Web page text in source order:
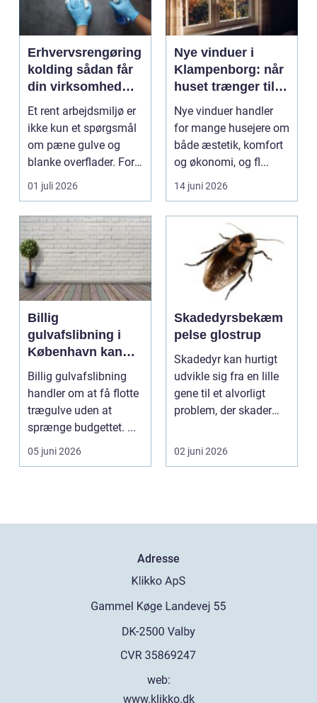
Erhvervsrengøring
kolding sådan får
din virksomhed
mere end bare
rene lokaler
Et rent arbejdsmiljø er
ikke kun et spørgsmål
om pæne gulve og
blanke overflader. For
mange virksomh...
01 juli 2026
Nye vinduer i
Klampenborg: når
huset trænger til
renovering
Nye vinduer handler
for mange husejere om
både æstetik, komfort
og økonomi, og fl...
14 juni 2026
Billig
gulvafslibning i
København kan
være vejen til
flottere gulve
Billig gulvafslibning
handler om at få flotte
trægulve uden at
sprænge budgettet. ...
05 juni 2026
Skadedyrsbekæm
pelse glostrup
Skadedyr kan hurtigt
udvikle sig fra en lille
gene til et alvorligt
problem, der skader
02 juni 2026
Adresse
web:
www.klikko.dk